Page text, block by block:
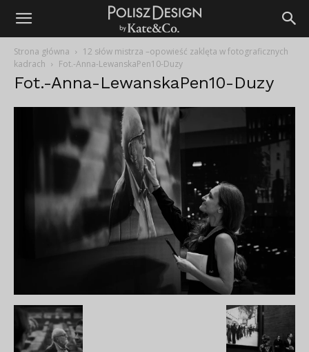
Strona główna
12 słów mistrza –opowieść zaklęta w fotograficznych
kadrach
Fot.-Anna-LewanskaPen10-Duzy
Fot.-Anna-LewanskaPen10-Duzy